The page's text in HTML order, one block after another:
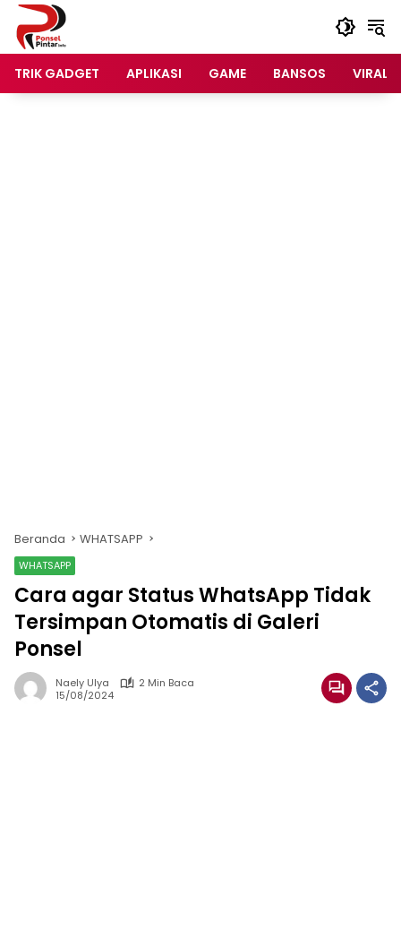
Langsung
konten
TRIK GADGET
APLIKASI GAME BANSOS VIRAL
Beranda WHATSAPP
WHATSAPP
Cara agar Status WhatsApp Tidak
Tersimpan Otomatis di Galeri
Ponsel
Naely Ulya
2 Min Baca
15/08/2024